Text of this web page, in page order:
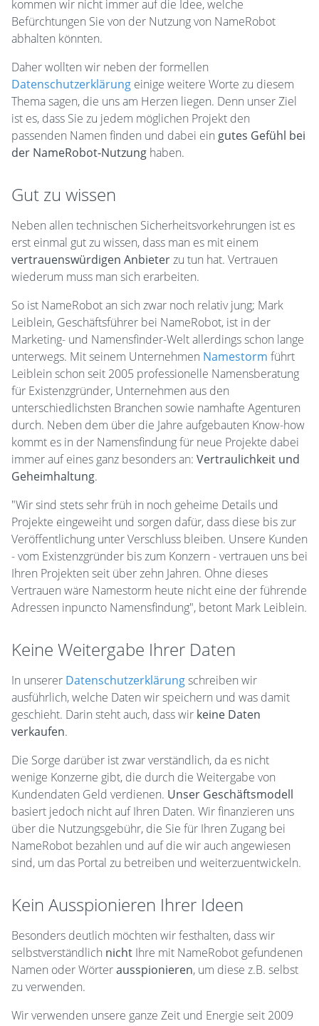
kommen wir nicht immer auf die Idee, welche
Befürchtungen Sie von der Nutzung von NameRobot
abhalten könnten.
Daher wollten wir neben der formellen
Datenschutzerklärung einige weitere Worte zu diesem
Thema sagen, die uns am Herzen liegen. Denn unser Ziel
ist es, dass Sie zu jedem möglichen Projekt den
passenden Namen finden und dabei ein gutes Gefühl bei
der NameRobot-Nutzung haben.
Gut zu wissen
Neben allen technischen Sicherheitsvorkehrungen ist es
erst einmal gut zu wissen, dass man es mit einem
vertrauenswürdigen Anbieterzu tun hat. Vertrauen
wiederum muss man sich erarbeiten.
So ist NameRobot an sich zwar noch relativ jung; Mark
Leiblein, Geschäftsführer bei NameRobot, ist in der
Marketing- und Namensfinder-Welt allerdings schon lange
unterwegs. Mit seinem Unternehmen Namestorm führt
Leiblein schon seit 2005 professionelle Namensberatung
für Existenzgründer, Unternehmen aus den
unterschiedlichsten Branchen sowie namhafte Agenturen
durch. Neben dem über die Jahre aufgebauten Know-how
kommt es in der Namensfindung für neue Projekte dabei
immer auf eines ganz besonders an: Vertraulichkeit und
Geheimhaltung.
"Wir sind stets sehr früh in noch geheime Details und
Projekte eingeweiht und sorgen dafür, dass diese bis zur
Veröffentlichung unter Verschluss bleiben. Unsere Kunden
- vom Existenzgründer bis zum Konzern - vertrauen uns bei
Ihren Projekten seit über zehn Jahren. Ohne dieses
Vertrauen wäre Namestorm heute nicht eine der führende
Adressen inpuncto Namensfindung", betont Mark Leiblein.
Keine Weitergabe Ihrer Daten
In unserer Datenschutzerklärungschreiben wir
ausführlich, welche Daten wir speichern und was damit
geschieht. Darin steht auch, dass wir keine Daten
verkaufen.
Die Sorge darüber ist zwar verständlich, da es nicht
wenige Konzerne gibt, die durch die Weitergabe von
Kundendaten Geld verdienen. Unser Geschäftsmodell
basiert jedoch nicht auf Ihren Daten. Wir finanzieren uns
über die Nutzungsgebühr, die Sie für Ihren Zugang bei
NameRobot bezahlen und auf die wir auch angewiesen
sind, um das Portal zu betreiben und weiterzuentwickeln.
Kein Ausspionieren Ihrer Ideen
Besonders deutlich möchten wir festhalten, dass wir
selbstverständlich nicht Ihre mit NameRobot gefundenen
Namen oder Wörterausspionieren, um diese z.B. selbst
zu verwenden.
Wir verwenden unsere ganze Zeit und Energie seit 2009